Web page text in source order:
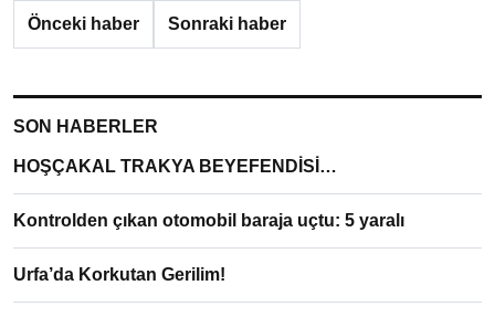
Önceki haber Sonraki haber
SON HABERLER
HOŞÇAKAL TRAKYA BEYEFENDİSİ…
Kontrolden çıkan otomobil baraja uçtu: 5 yaralı
Urfa’da Korkutan Gerilim!